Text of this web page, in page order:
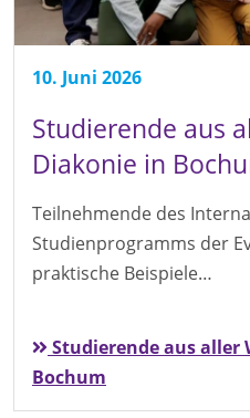
10. Juni 2026
Studierende aus
Diakonie in
Teilnehmende des
Studienprogramms der
praktische Beispiele…
Studierende aus aller
Bochum